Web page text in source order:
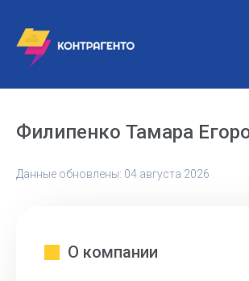
Филипенко Тамара
Данные обновлены: 04 августа 2026
О компании